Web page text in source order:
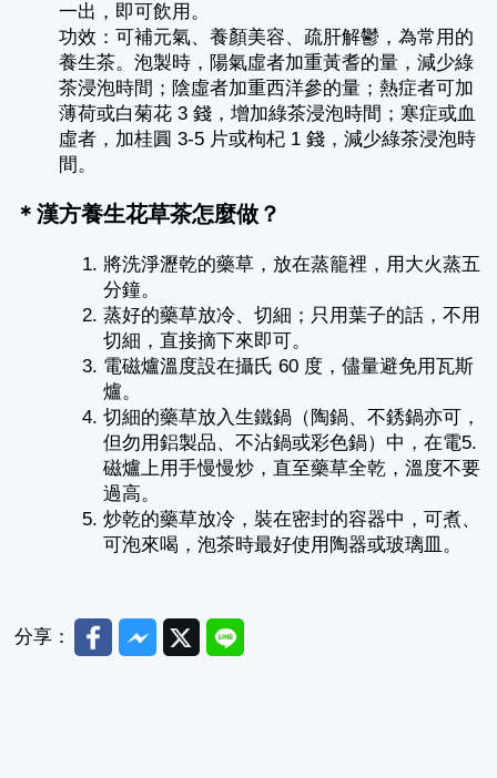
一出，即可飲用。
功效：可補元氣、養顏美容、疏肝解鬱，為常用的
養生茶。泡製時，陽氣虛者加重黃耆的量，減少綠
茶浸泡時間；陰虛者加重西洋參的量；熱症者可加
薄荷或白菊花 3 錢，增加綠茶浸泡時間；寒症或血
虛者，加桂圓 3-5 片或枸杞 1 錢，減少綠茶浸泡時
間。
＊漢方養生花草茶怎麼做？
將洗淨瀝乾的藥草，放在蒸籠裡，用大火蒸五
分鐘。
蒸好的藥草放冷、切細；只用葉子的話，不用
切細，直接摘下來即可。
電磁爐溫度設在攝氏 60 度，儘量避免用瓦斯
爐。
切細的藥草放入生鐵鍋（陶鍋、不銹鍋亦可，
但勿用鋁製品、不沾鍋或彩色鍋）中，在電5.
磁爐上用手慢慢炒，直至藥草全乾，溫度不要
過高。
炒乾的藥草放冷，裝在密封的容器中，可煮、
可泡來喝，泡茶時最好使用陶器或玻璃皿。
分享： FacebookMessenger
TwitterLine